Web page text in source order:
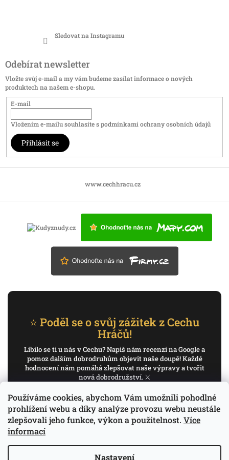
Používáme cookies, abychom Vám umožnili pohodlné
prohlížení webu a díky analýze provozu webu neustále
zlepšovali jeho funkce, výkon a použitelnost. Více
informací
Nastavení
Sledovat na Instagramu
Odebírat newsletter
Vložte svůj e-mail a my vám budeme zasílat informace o nových
produktech na našem e-shopu.
E-mail
Vložením e-mailu souhlasíte spodmínkami ochrany osobních údajů
Přihlásit se
www.cechhracu.cz
⭐ Poděl se o svůj zážitek z Cechu
Hráčů!
Líbilo se ti u nás v Cechu? Napiš nám recenzi na Google a
pomoz dalším dobrodruhům objevit naše doupě! Každé
hodnocení nám pomáhá zlepšovat naše výpravy a tvořit
nová dobrodružství. ⚔️
✍️ Napiš recenzi na Google
Děkujeme, že pomáháš psát příběh Cechu Hráčů.